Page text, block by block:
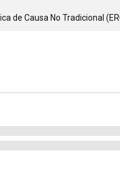
de Causa No Tradicional